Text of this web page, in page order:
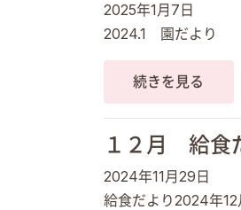
2025年1月7日
2024.1 園だより
続きを見る
１２月 給食
2024年11月29日
給食だより2024年12